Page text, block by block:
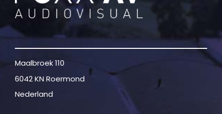
Maalbroek 110
6042 KN Roermond
Nederland